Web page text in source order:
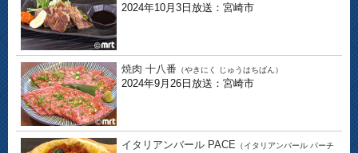
2024年10月3日放送：宮崎市
焼肉 十八番 （やきにく じゅうはちばん）
2024年9月26日放送：宮崎市
イタリアンバール PACE （イタリアンバール パーチ